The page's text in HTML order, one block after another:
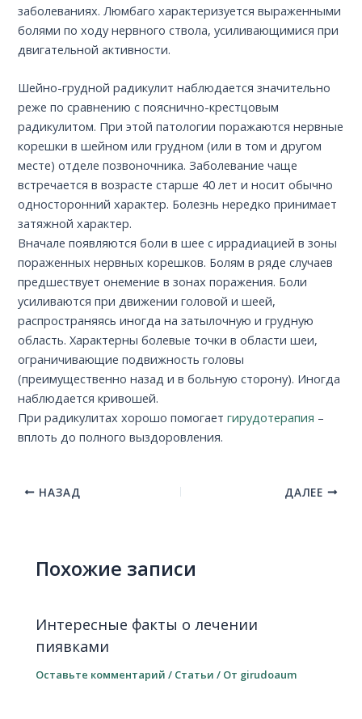
заболеваниях. Люмбаго характеризуется выраженными
болями по ходу нервного ствола, усиливающимися при
двигательной активности.
Шейно-грудной радикулит наблюдается значительно
реже по сравнению с пояснично-крестцовым
радикулитом. При этой патологии поражаются нервные
корешки в шейном или грудном (или в том и другом
месте) отделе позвоночника. Заболевание чаще
встречается в возрасте старше 40 лет и носит обычно
односторонний характер. Болезнь нередко принимает
затяжной характер.
Вначале появляются боли в шее с иррадиацией в зоны
пораженных нервных корешков. Болям в ряде случаев
предшествует онемение в зонах поражения. Боли
усиливаются при движении головой и шеей,
распространяясь иногда на затылочную и грудную
область. Характерны болевые точки в области шеи,
ограничивающие подвижность головы
(преимущественно назад и в больную сторону). Иногда
наблюдается кривошей.
При радикулитах хорошо помогаетгирудотерапия –
вплоть до полного выздоровления.
НАЗАД ДАЛЕЕ
Похожие записи
Интересные факты о лечении
пиявками
Оставьте комментарий / Статьи / От girudoaum